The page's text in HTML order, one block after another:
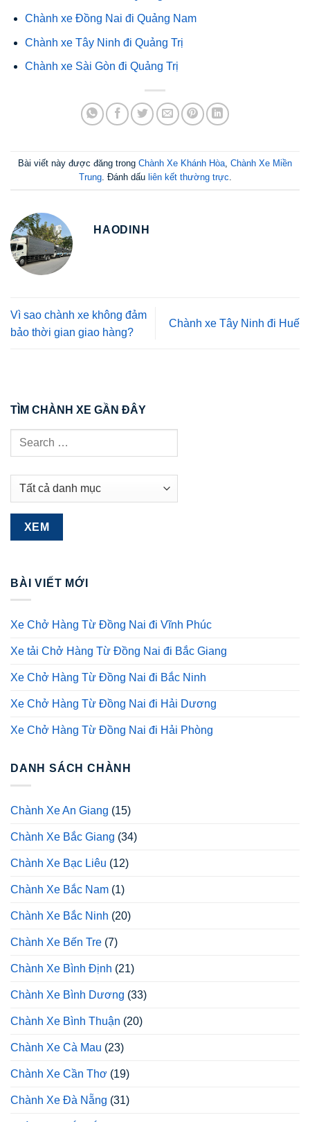
Chành xe Đồng Nai đi Quảng Nam
Chành xe Tây Ninh đi Quảng Trị
Chành xe Sài Gòn đi Quảng Trị
Bài viết này được đăng trong Chành Xe Khánh Hòa Chành Xe Miền
Trung. Đánh dấu liên kết thường trực
HAODINH
Vì sao chành xe không đảm
bảo thời gian giao hàng?
Chành xe Tây Ninh đi Huế
TÌM CHÀNH XE GẦN ĐÂY
BÀI VIẾT MỚI
Xe Chở Hàng Từ Đồng Nai đi Vĩnh Phúc
Xe tải Chở Hàng Từ Đồng Nai đi Bắc Giang
Xe Chở Hàng Từ Đồng Nai đi Bắc Ninh
Xe Chở Hàng Từ Đồng Nai đi Hải Dương
Xe Chở Hàng Từ Đồng Nai đi Hải Phòng
DANH SÁCH CHÀNH
Chành Xe An Giang (15)
Chành Xe Bắc Giang (34)
Chành Xe Bạc Liêu (12)
Chành Xe Bắc Nam (1)
Chành Xe Bắc Ninh (20)
Chành Xe Bến Tre (7)
Chành Xe Bình Định (21)
Chành Xe Bình Dương (33)
Chành Xe Bình Thuận (20)
Chành Xe Cà Mau (23)
Chành Xe Cần Thơ (19)
Chành Xe Đà Nẵng (31)